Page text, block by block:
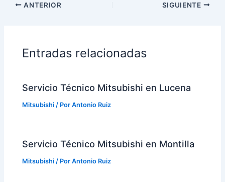
ANTERIOR SIGUIENTE
Entradas relacionadas
Servicio Técnico Mitsubishi en Lucena
Mitsubishi / PorAntonio Ruiz
Servicio Técnico Mitsubishi en Montilla
Mitsubishi / PorAntonio Ruiz